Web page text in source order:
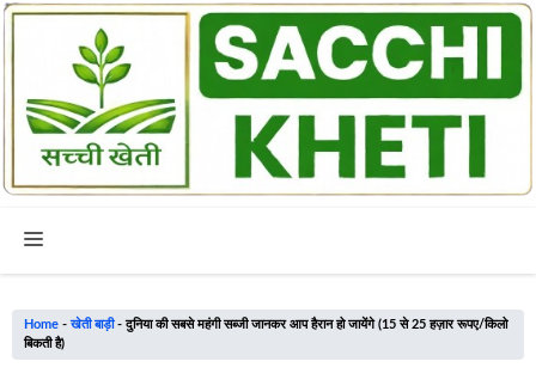
Skip
Menu
Home -खेती बाड़ी-दुनिया की सबसे महंगी सब्जी जानकर आप हैरान हो जायेंगे (15 से 25 हज़ार रूपए/किलो
बिकती है)